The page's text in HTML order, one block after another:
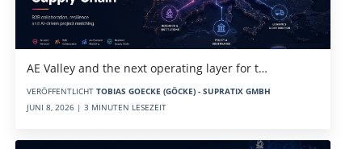
AE Valley and the next operating layer for t…
VERÖFFENTLICHT TOBIAS GOECKE (GÖCKE) - SUPRATIX GMBH
JUNI 8, 2026 | 3 MINUTEN LESEZEIT